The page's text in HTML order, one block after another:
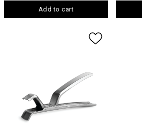
Add to cart